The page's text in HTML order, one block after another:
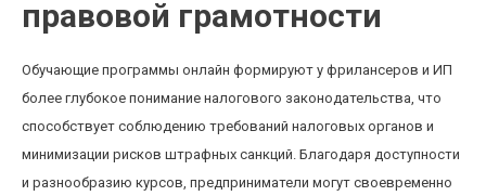
правовой грамотности
Обучающие программы онлайн формируют у фрилансеров и ИП
более глубокое понимание налогового законодательства, что
способствует соблюдению требований налоговых органов и
минимизации рисков штрафных санкций. Благодаря доступности
и разнообразию курсов, предприниматели могут своевременно